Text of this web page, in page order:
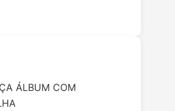
ÁLBUM COM